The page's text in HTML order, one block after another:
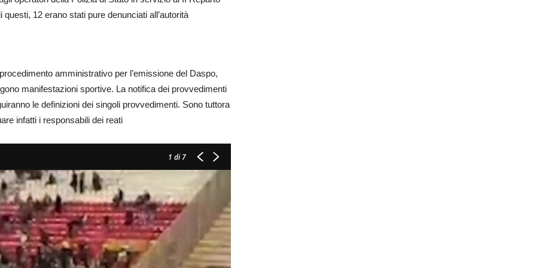
12 erano stati pure denunciati all’autorità
amministrativo per l’emissione del Daspo,
manifestazioni sportive. La notifica dei provvedimenti
le definizioni dei singoli provvedimenti. Sono tuttora
infatti i responsabili dei reati
1 di 7